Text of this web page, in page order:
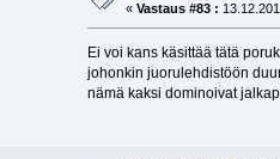
«Vastaus #83 :
Ei voi kans käsittää tätä
johonkin juorulehdistöön
nämä kaksi dominoivat